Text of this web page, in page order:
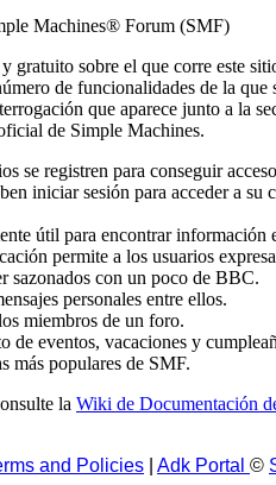
Machines® Forum (SMF)
sobre el que corre este
de funcionalidades de la
que aparece junto a la
de Simple Machines.
se registren para conseguir
iniciar sesión para acceder a su
útil para encontrar información
permite a los usuarios
sazonados con un poco de BBC.
personales entre ellos.
miembros de un foro.
de eventos, vacaciones y
más populares de SMF.
la Wiki de Documentación
and Policies Adk Portal ©